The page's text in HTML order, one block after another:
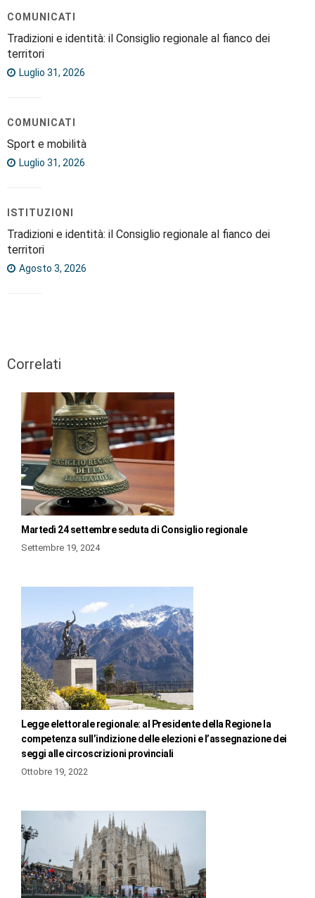
COMUNICATI
Tradizioni e identità: il Consiglio regionale al fianco dei
territori
Luglio 31, 2026
COMUNICATI
Sport e mobilità
Luglio 31, 2026
ISTITUZIONI
Tradizioni e identità: il Consiglio regionale al fianco dei
territori
Agosto 3, 2026
Correlati
Martedì 24 settembre seduta di Consiglio regionale
Settembre 19, 2024
Legge elettorale regionale: al Presidente della Regione la
competenza sull’indizione delle elezioni e l’assegnazione dei
seggi alle circoscrizioni provinciali
Ottobre 19, 2022